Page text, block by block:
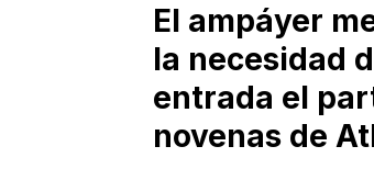
El ampáyer
la necesidad
entrada el
novenas de